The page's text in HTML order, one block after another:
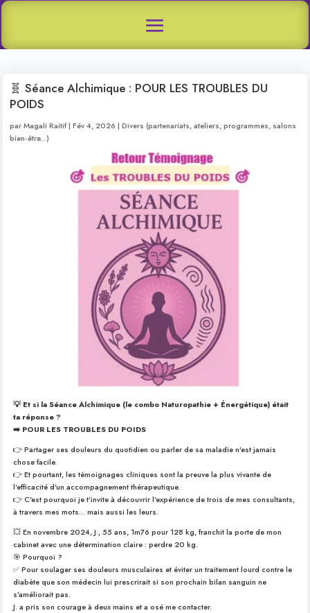
🧬 Séance Alchimique : POUR LES TROUBLES DU
POIDS
parMagali Raitif|Fév 4, 2026 |Divers (partenariats, ateliers, programmes, salons
bien-être...)
💡 Et si la Séance Alchimique (le combo Naturopathie + Énergétique) était
ta réponse ?
➡️ POUR LES TROUBLES DU POIDS
👉 Partager ses douleurs du quotidien ou parler de sa maladie n’est jamais
chose facile.
👉 Et pourtant, les témoignages cliniques sont la preuve la plus vivante de
l’efficacité d’un accompagnement thérapeutique.
👉 C’est pourquoi je t’invite à découvrir l’expérience de trois de mes consultants,
à travers mes mots… mais aussi les leurs.
💥 En novembre 2024, J., 55 ans, 1m76 pour 128 kg, franchit la porte de mon
cabinet avec une détermination claire : perdre 20 kg.
🎯 Pourquoi ?
✅ Pour soulager ses douleurs musculaires et éviter un traitement lourd contre le
diabète que son médecin lui prescrirait si son prochain bilan sanguin ne
s’améliorait pas.
J. a pris son courage à deux mains et a osé me contacter.